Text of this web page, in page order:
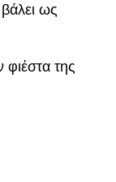
ως
της